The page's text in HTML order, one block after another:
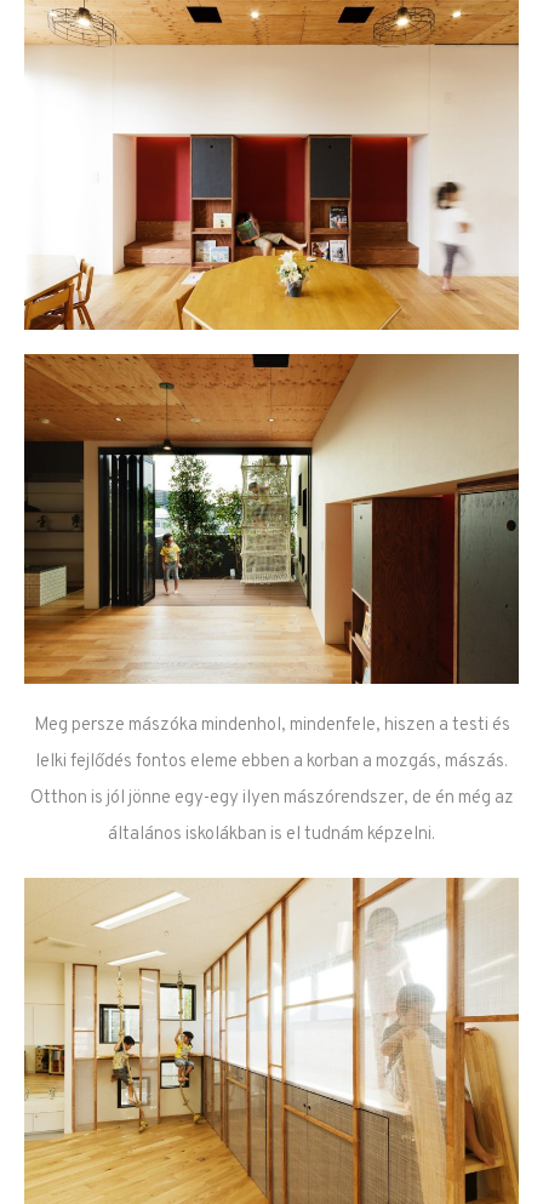
Meg persze mászóka mindenhol, mindenfele, hiszen a testi és
lelki fejlődés fontos eleme ebben a korban a mozgás, mászás.
Otthon is jól jönne egy-egy ilyen mászórendszer, de én még az
általános iskolákban is el tudnám képzelni.